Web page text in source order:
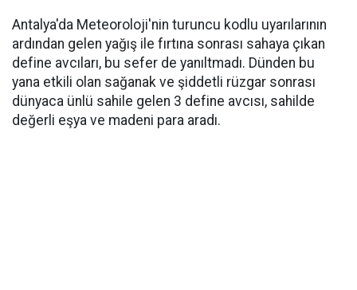
Antalya'da Meteoroloji'nin turuncu kodlu uyarılarının
ardından gelen yağış ile fırtına sonrası sahaya çıkan
define avcıları, bu sefer de yanıltmadı. Dünden bu
yana etkili olan sağanak ve şiddetli rüzgar sonrası
dünyaca ünlü sahile gelen 3 define avcısı, sahilde
değerli eşya ve madeni para aradı.